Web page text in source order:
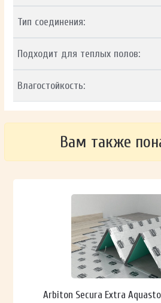
Тип соединения:
Подходит для теплых полов:
Влагостойкость:
Вам также
Arbiton Secura Extra